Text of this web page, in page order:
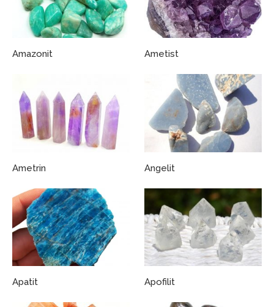
Amazonit Ametist
Ametrin Angelit
Apatit Apofilit